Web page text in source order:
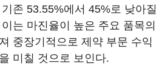
존 53.55%에서 45%로 낮아질
는 마진율이 높은 주요 품목의
중장기적으로 제약 부문 수익
미칠 것으로 보인다.